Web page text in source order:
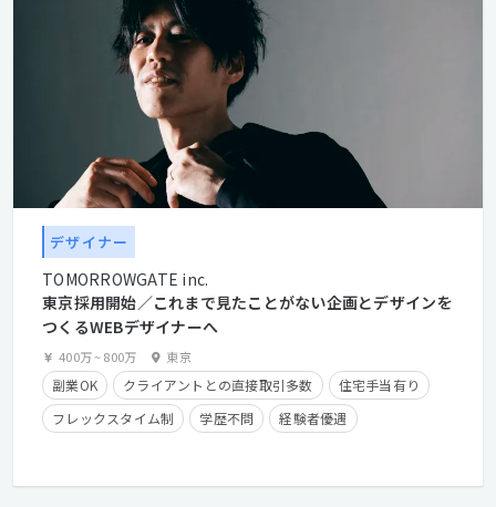
デザイナー
TOMORROWGATE inc.
東京採用開始／これまで見たことがない企画とデザインを
つくるWEBデザイナーへ
400万~800万 東京
副業OK クライアントとの直接取引多数
住宅手当有り
フレックスタイム制
学歴不問 経験者優遇